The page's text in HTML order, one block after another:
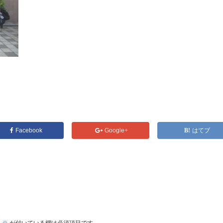
Facebook Google+ はてブ